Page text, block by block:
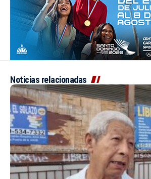
Noticias relacionadas